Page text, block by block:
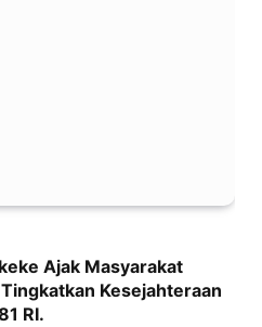
Ajak Masyarakat
Kesejahteraan
RI.